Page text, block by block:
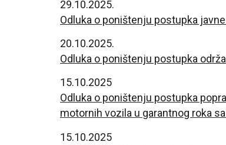
29.10.2025.
Odluka o poništenju postupka
20.10.2025.
Odluka o poništenju postupka
15.10.2025
Odluka o poništenju postupka
motornih vozila u garantnog roka
15.10.2025